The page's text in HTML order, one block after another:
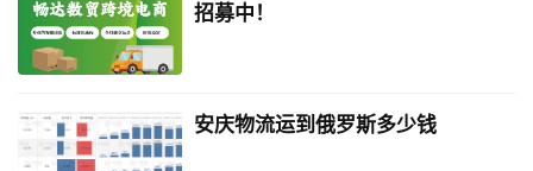
招募中！
安庆物流运到俄罗斯多少钱